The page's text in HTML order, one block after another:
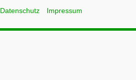
Datenschutz Impressum